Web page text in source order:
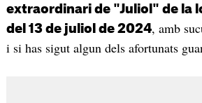
extraordinari de "Juliol" de la
del 13 de juliol de 2024, amb
i si has sigut algun dels afortunats